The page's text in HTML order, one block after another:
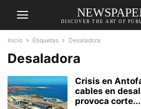
DISCOVER THE ART OF
Inicio Etiquetas Desaladora
Desaladora
Crisis en
cables en
provoca corte...